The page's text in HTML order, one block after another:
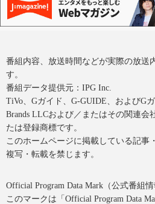
番組内容、放送時間などが実際の放送
す。
番組データ提供元：IPG Inc.
TiVo、Gガイド、G-GUIDE、およびG
Brands LLCおよび／またはその関連会
たは登録商標です。
このホームページに掲載している記事
複写・転載を禁じます。
Official Program Data Mark（公式番組情
このマークは「Official Program Data